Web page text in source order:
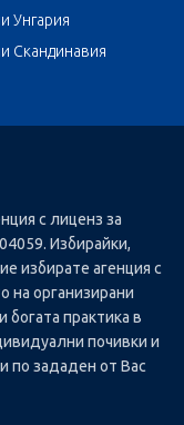
Унгария
Скандинавия
с лиценз за
Избирайки,
избирате агенция с
на организирани
богата практика в
почивки и
по зададен от Вас